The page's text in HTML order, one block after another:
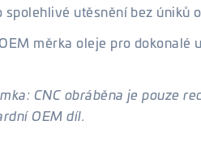
spolehlivé utěsnění bez úniků
měrka oleje pro dokonalé
CNC obráběna je pouze
OEM díl.